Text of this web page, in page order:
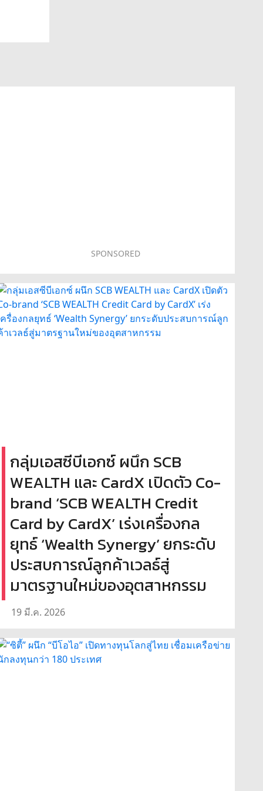
SPONSORED
กลุ่มเอสซีบีเอกซ์ ผนึก SCB
WEALTH และ CardX เปิดตัว Co-
brand ‘SCB WEALTH Credit
Card by CardX’ เร่งเครื่องกล
ยุทธ์ ‘Wealth Synergy’ ยกระดับ
ประสบการณ์ลูกค้าเวลธ์สู่
มาตรฐานใหม่ของอุตสาหกรรม
19 มี.ค. 2026